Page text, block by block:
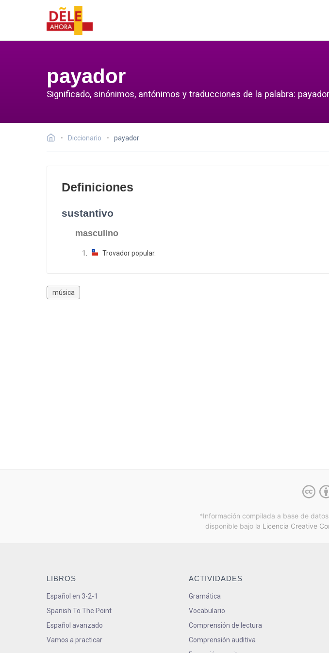
payador
Significado, sinónimos, antónimos y traducciones de la palabra: payador
Diccionario payador
Definiciones
sustantivo
masculino
Trovador popular.
música
*Información compilada a base de
disponible bajo la Licencia Creative
LIBROS
Español en 3-2-1
Spanish To The Point
Español avanzado
Vamos a practicar
ACTIVIDADES
Gramática
Vocabulario
Comprensión de lectura
Comprensión auditiva